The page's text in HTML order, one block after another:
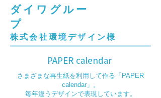
ダイワグルー
プ
​株式会社環境デザイン様
PAPER calendar
さまざまな再生紙を利用して作る「PAPER
calendar」。
毎年違うデザインで表現しています。